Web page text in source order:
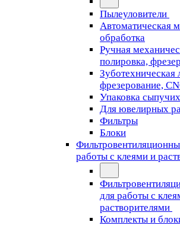
Пылеуловители
Автоматическая
обработка
Ручная
полировка,
Зуботехническая
фрезерование,
Упаковка
Для ювелирных
Фильтры
Блоки
работы с клеями и
для работы с
растворителями
Комплекты и